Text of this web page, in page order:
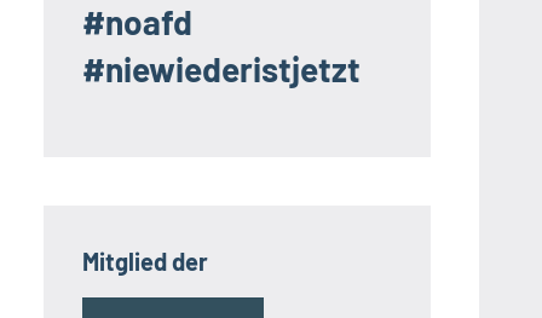
#noafd
#niewiederistjetzt
Mitglied der